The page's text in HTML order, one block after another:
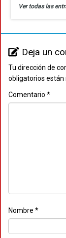
Ver todas las
Deja un
Tu dirección de
obligatorios están
Comentario *
Nombre *